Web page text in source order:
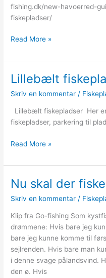
fishing.dk/new-havoerred-
fiskepladser/
Fiskepladser
Read More »
Lillebælt
Skriv en kommentar /
Lillebælt fiskepladser Her
fiskepladser, parkering til
Lillebælt
Read More »
Nu skal der
Skriv en kommentar /
Klip fra Go-fishing Som
drømmene: Hvis bare jeg
bare jeg kunne komme til
sejlrenden. Hvis bare man
i denne svage pålandsvind.
den ø. Hvis